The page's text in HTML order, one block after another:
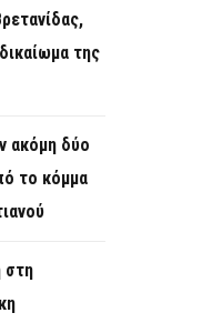
της
ακόμη δύο
το κόμμα
στη